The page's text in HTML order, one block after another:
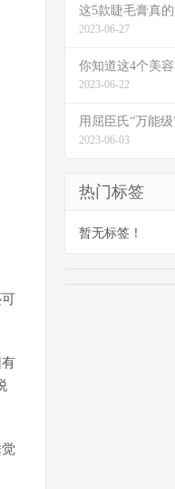
这5款睫毛膏真
2023-06-27
你知道这4个美
2023-06-22
用屈臣氏“万能
2023-06-03
热门标签
暂无标签！